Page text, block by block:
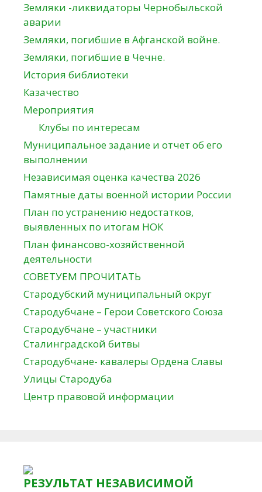
Земляки -ликвидаторы Чернобыльской
аварии
Земляки, погибшие в Афганской войне.
Земляки, погибшие в Чечне.
История библиотеки
Казачество
Мероприятия
Клубы по интересам
Муниципальное задание и отчет об его
выполнении
Независимая оценка качества 2026
Памятные даты военной истории России
План по устранению недостатков,
выявленных по итогам НОК
План финансово-хозяйственной
деятельности
СОВЕТУЕМ ПРОЧИТАТЬ
Стародубский муниципальный округ
Стародубчане – Герои Советского Союза
Стародубчане – участники
Сталинградской битвы
Стародубчане- кавалеры Ордена Славы
Улицы Стародуба
Центр правовой информации
РЕЗУЛЬТАТ НЕЗАВИСИМОЙ